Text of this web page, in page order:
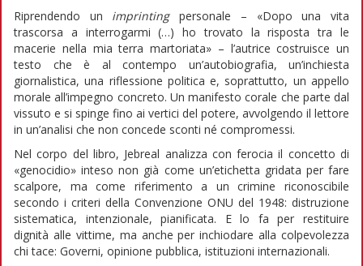
Riprendendo un imprintingpersonale – «Dopo una vita
trascorsa a interrogarmi (…) ho trovato la risposta tra le
macerie nella mia terra martoriata» – l’autrice costruisce un
testo che è al contempo un’autobiografia, un’inchiesta
giornalistica, una riflessione politica e, soprattutto, un appello
morale all’impegno concreto. Un manifesto corale che parte dal
vissuto e si spinge fino ai vertici del potere, avvolgendo il lettore
in un’analisi che non concede sconti né compromessi.
Nel corpo del libro, Jebreal analizza con ferocia il concetto di
«genocidio» inteso non già come un’etichetta gridata per fare
scalpore, ma come riferimento a un crimine riconoscibile
secondo i criteri della Convenzione ONU del 1948: distruzione
sistematica, intenzionale, pianificata. E lo fa per restituire
dignità alle vittime, ma anche per inchiodare alla colpevolezza
chi tace: Governi, opinione pubblica, istituzioni internazionali.